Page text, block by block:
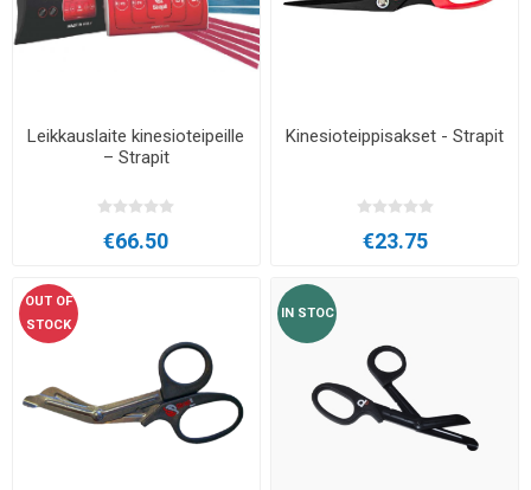
Leikkauslaite kinesioteipeille
– Strapit
€66.50
Kinesioteippisakset - Strapit
€23.75
OUT OF
STOCK
IN STOC